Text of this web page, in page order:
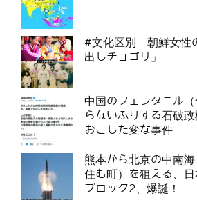
#文化区別 朝鮮女性
出しチョゴリ」
中国のフェンタニル
らないふりする石破
おこした変な事件
熊本から北京の中南
住む町）を狙える、
ブロック2、爆誕！